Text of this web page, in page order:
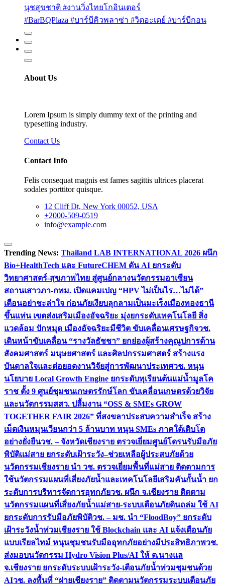
นุชสุขชาติ #งานวิ่งไทยโกอินเตอร์
#BarBQPlaza #บาร์บีคิวพลาซ่า #วิตอะเดย์ #บาร์บีกอน
About Us
Lorem Ipsum is simply dummy text of the printing and
typesetting industry.
Contact Us
Contact Info
Felis consequat magnis est fames sagittis ultrices placerat
sodales porttitor quisque.
12 Cliff Dt, New York 00052, USA
+2000-509-0519
info@example.com
Trending News: Thailand LAB INTERNATIONAL 2026 ผนึก
Bio+HealthTech และ FutureCHEM ดัน AI ยกระดับ
วิทยาศาสตร์-สุขภาพไทย สู่ศูนย์กลางนวัตกรรมอาเซียน
สถานเสาวภา-กทม. เปิดแคมเปญ “HPV ไม่เป็นไร…ไม่ได้”
เตือนอย่าชะล่าใจ ก่อนภัยเงียบลุกลามเป็นมะเร็งเมืองทองธานี
ขึ้นแท่น เขตส่งเสริมเมืองอัจฉริยะ มุ่งยกระดับเทคโนโลยี สิ่ง
แวดล้อม ปักหมุด เมืองอัจฉริยะมีชีวิต ขับเคลื่อนเศรษฐกิจวช.
เดินหน้าขับเคลื่อน “รางวัลธัชชา” ยกย่องผู้สร้างคุณูปการด้าน
สังคมศาสตร์ มนุษยศาสตร์ และศิลปกรรมศาสตร์ สร้างแรง
บันดาลใจและต่อยอดงานวิจัยสู่การพัฒนาประเทศวช. หนุน
นโยบาย Local Growth Engine ยกระดับทุเรียนต้นแม่น้ำมูลโค
ราช ตั้ง 9 ศูนย์ชุมชนเกษตรรักษ์โลก ขับเคลื่อนเกษตรด้วยวิจัย
และนวัตกรรมสสว. ปลื้มงาน “OSS & SMEs GROW
TOGETHER FAIR 2026” ที่สงขลาประสบความสำเร็จ สร้าง
เม็ดเงินหมุนเวียนกว่า 5 ล้านบาท หนุน SMEs ภาคใต้เติบโต
อย่างยั่งยืนวช. – จังหวัดเชียงราย ตรวจเยี่ยมศูนย์โดรนรับมือภัย
พิบัติแม่สาย ยกระดับเฝ้าระวัง–ช่วยเหลือผู้ประสบภัยด้วย
นวัตกรรมเชียงราย นำ วช. ตรวจเยี่ยมพื้นที่แม่สาย ติดตามการ
ใช้นวัตกรรมแผนที่เสี่ยงภัยน้ำและเทคโนโลยีเสริมคันกั้นน้ำ ยก
ระดับการบริหารจัดการอุทกภัยวช. ผนึก จ.เชียงราย ติดตาม
นวัตกรรมแผนที่เสี่ยงภัยน้ำแม่สาย-ระบบเตือนภัยดินถล่ม ใช้ AI
ยกระดับการรับมือภัยพิบัติวช. – มช. นำ “FloodBoy” ยกระดับ
เฝ้าระวังน้ำท่วมเชียงราย ใช้ Blockchain และ AI แจ้งเตือนภัย
แบบเรียลไทม์ หนุนชุมชนรับมืออุทกภัยอย่างมีประสิทธิภาพวช.
ส่งมอบนวัตกรรม Hydro Vision Plus/AI ให้ ต.นางแล
จ.เชียงราย ยกระดับระบบเฝ้าระวัง-เตือนภัยน้ำท่วมชุมชนด้วย
AIวช. ลงพื้นที่ “ฝายเชียงราย” ติดตามนวัตกรรมระบบเตือนภัย